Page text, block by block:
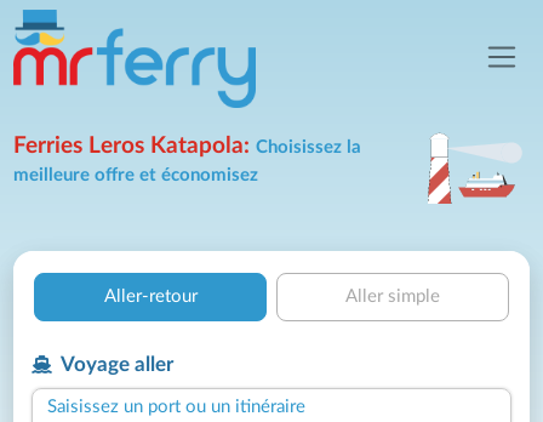
Ferries Leros Katapola:Choisissez la
meilleure offre et économisez
Aller-retour Aller simple
Voyage aller
Saisissez un port ou un itinéraire